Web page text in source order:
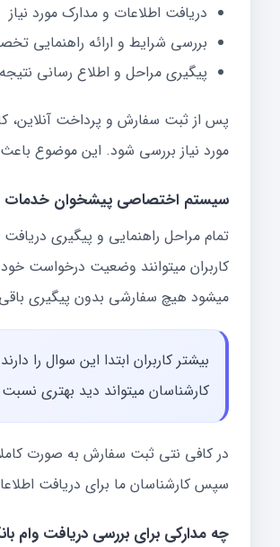
دریافت اطلاعات و مدارک مورد نیاز
بررسی شرایط و ارائه راهنمایی
پیگیری مراحل و اطلاع رسانی
پس از ثبت سفارش و پرداخت آنلاین،
مورد نیاز بررسی شود. این موضوع
سیستم اختصاصی پیشخوان خدمات
تمام مراحل راهنمایی و پیگیری
کاربران میتوانند وضعیت درخواست
میشود هیچ سفارشی بدون پیگیری باقی
بیشتر کاربران ابتدا این سوال را
کارشناسان میتواند دید بهتری
در کافی نتی ثبت سفارش به صورت کاملا
سپس کارشناسان ما برای دریافت
چه مدارکی برای بررسی دریافت وام